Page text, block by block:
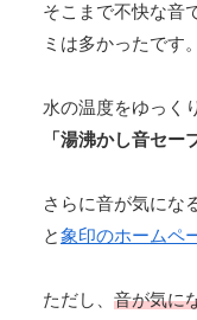
そこまで不快な音
ミは多かったです。
水の温度をゆっく
「湯沸かし音セー
さらに音が気にな
と象印のホームペ
ただし、 音が気に